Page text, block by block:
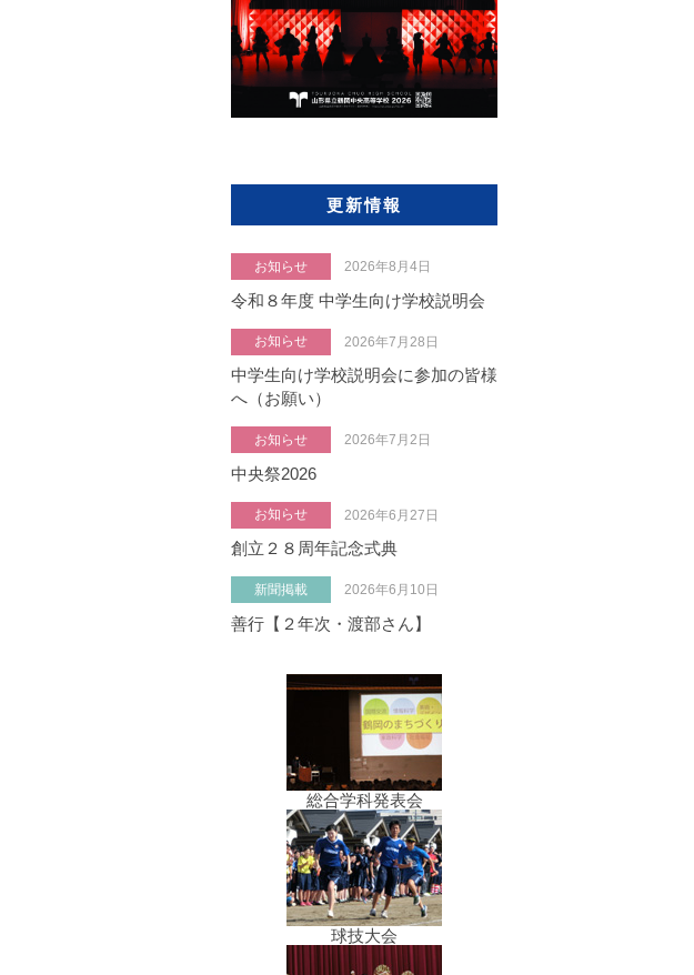
更新情報
お知らせ 2026年8月4日
令和８年度 中学生向け学校説明会
お知らせ 2026年7月28日
中学生向け学校説明会に参加の皆様
へ（お願い）
お知らせ 2026年7月2日
中央祭2026
お知らせ 2026年6月27日
創立２８周年記念式典
新聞掲載 2026年6月10日
善行【２年次・渡部さん】
総合学科発表会
球技大会